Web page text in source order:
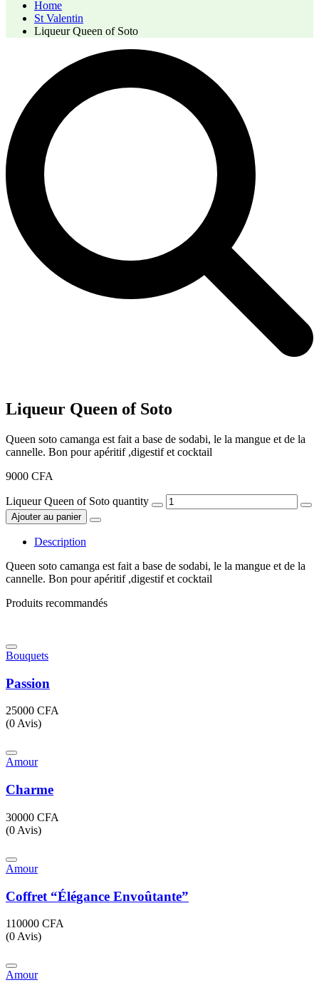
Home
St Valentin
Liqueur Queen of Soto
Liqueur Queen of Soto
Queen soto camanga est fait a base de sodabi, le la mangue et de la
cannelle. Bon pour apéritif ,digestif et cocktail
9000 CFA
Liqueur Queen of Soto quantity
Ajouter au panier
Description
Queen soto camanga est fait a base de sodabi, le la mangue et de la
cannelle. Bon pour apéritif ,digestif et cocktail
Produits recommandés
Bouquets
Passion
25000 CFA
(0 Avis)
Amour
Charme
30000 CFA
(0 Avis)
Amour
Coffret “Élégance Envoûtante”
110000 CFA
(0 Avis)
Amour